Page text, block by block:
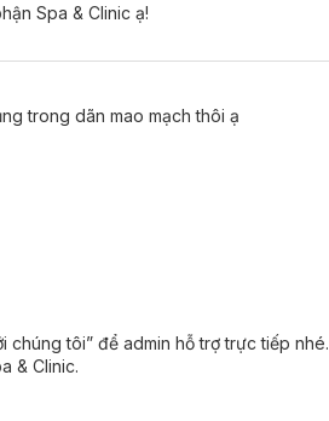
Spa & Clinic ạ!
trong dãn mao mạch thôi ạ
tôi” để admin hỗ trợ trực tiếp nhé.
& Clinic.